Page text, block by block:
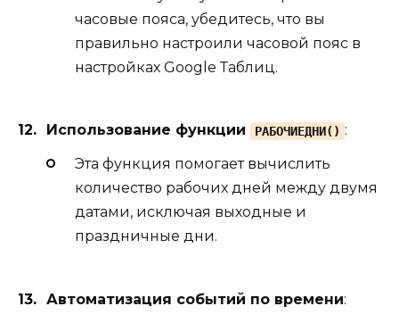
часовые пояса, убедитесь, что вы
правильно настроили часовой пояс в
настройках Google Таблиц.
Использование функции РАБОЧИЕДНИ() :
Эта функция помогает вычислить
количество рабочих дней между двумя
датами, исключая выходные и
праздничные дни.
Автоматизация событий по времени: